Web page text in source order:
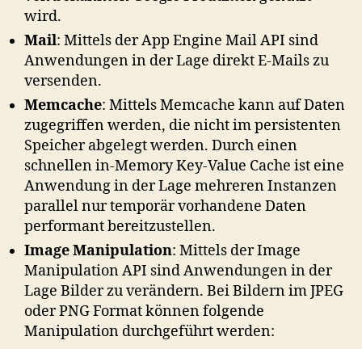
wird.
Mail: Mittels der App Engine Mail API sind
Anwendungen in der Lage direkt E-Mails zu
versenden.
Memcache: Mittels Memcache kann auf Daten
zugegriffen werden, die nicht im persistenten
Speicher abgelegt werden. Durch einen
schnellen in-Memory Key-Value Cache ist eine
Anwendung in der Lage mehreren Instanzen
parallel nur temporär vorhandene Daten
performant bereitzustellen.
Image Manipulation: Mittels der Image
Manipulation API sind Anwendungen in der
Lage Bilder zu verändern. Bei Bildern im JPEG
oder PNG Format können folgende
Manipulation durchgeführt werden: